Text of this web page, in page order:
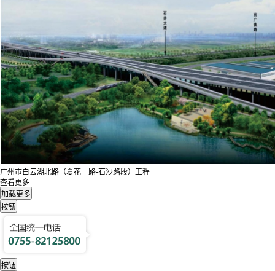
广州市白云湖北路（夏花一路-石沙路段）工程
查看更多